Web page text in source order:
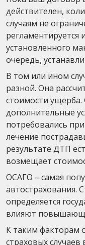
действителен,
случаям не
установленного
очередь,
В том или ином
разной. Она
стоимости
дополнительные
потребовались
лечение
результате ДТП
возмещает
ОСАГО – самая
автострахования.
определяется
влияют
К таким факторам
страховых